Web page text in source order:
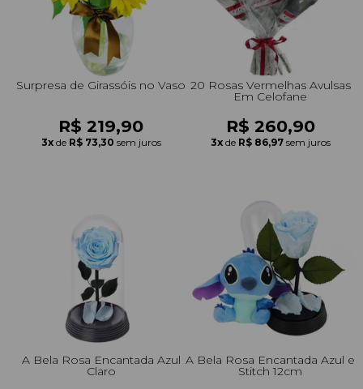
Surpresa de Girassóis no Vaso
R$ 219,90
3x de R$ 73,30 sem juros
20 Rosas Vermelhas Avulsas
Em Celofane
R$ 260,90
3x de R$ 86,97 sem juros
A Bela Rosa Encantada Azul
Claro
A Bela Rosa Encantada Azul e
Stitch 12cm